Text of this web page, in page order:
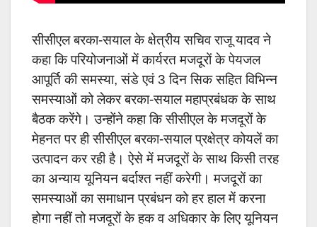
सीसीएल बरका-सयाल के क्षेत्रीय सचिव राजू यादव ने
कहा कि परियोजनाओं में कार्यरत मजदूरों के पेयजल
आपूर्ति की समस्या, संडे एवं 3 दिन सिक सहित विभिन्न
समस्याओं को लेकर बरका-सयाल महाप्रबंधक के साथ
बैठक करेंगे। उन्होंने कहा कि सीसीएल के मजदूरों के
मेहनत पर ही सीसीएल बरका-सयाल प्रक्षेत्र कोयलें का
उत्पादन कर रही है। ऐसे में मजदूरों के साथ किसी तरह
का अन्याय यूनियन बर्दाश्त नहीं करेगी। मजदूरों का
समस्याओं का समाधान प्रबंधन को हर हाल में करना
होगा नहीं तो मजदूरों के हक व अधिकार के लिए यूनियन